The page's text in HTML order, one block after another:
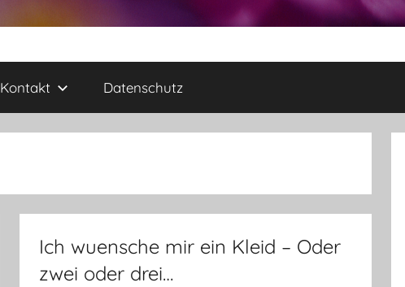
Kontakt Datenschutz
Ich wuensche mir ein Kleid – Oder
zwei oder drei…